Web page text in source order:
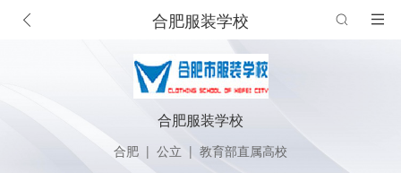
合肥服装学校
合肥服装学校
合肥 | 公立 | 教育部直属高校